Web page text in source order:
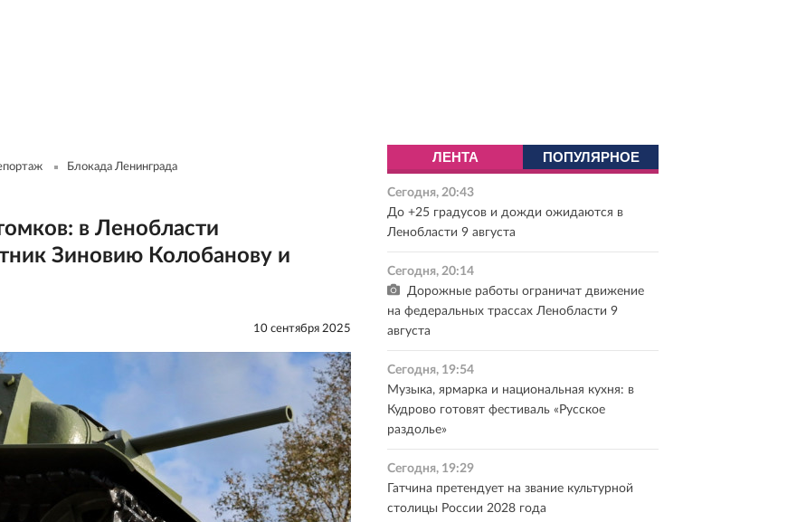
Блокада Ленинграда
в Ленобласти
Зиновию Колобанову и
10 сентября 2025
ЛЕНТА ПОПУЛЯРНОЕ
Сегодня, 20:43
До +25 градусов и дожди ожидаются в
Ленобласти 9 августа
Сегодня, 20:14
Дорожные работы ограничат движение
на федеральных трассах Ленобласти 9
августа
Сегодня, 19:54
Музыка, ярмарка и национальная кухня: в
Кудрово готовят фестиваль «Русское
раздолье»
Сегодня, 19:29
Гатчина претендует на звание культурной
столицы России 2028 года